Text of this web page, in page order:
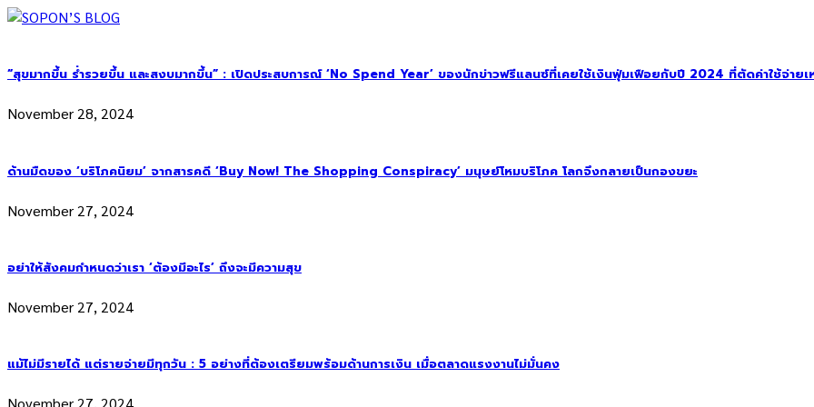
“สุขมากขึ้น ร่ำรวยขึ้น และสงบมากขึ้น” : เปิดประสบการณ์ ‘No Spend Year’ ของนักข่าวฟรีแลนซ์ที่เคยใช้เงินฟุ่มเฟือยกับปี 2024 ที่ตัดค่าใช้จ่ายเ
November 28, 2024
ด้านมืดของ ‘บริโภคนิยม’ จากสารคดี ‘Buy Now! The Shopping Conspiracy’ มนุษย์โหมบริโภค โลกจึงกลายเป็นกองขยะ
November 27, 2024
อย่าให้สังคมกำหนดว่าเรา ‘ต้องมีอะไร’ ถึงจะมีความสุข
November 27, 2024
แม้ไม่มีรายได้ แต่รายจ่ายมีทุกวัน : 5 อย่างที่ต้องเตรียมพร้อมด้านการเงิน เมื่อตลาดแรงงานไม่มั่นคง